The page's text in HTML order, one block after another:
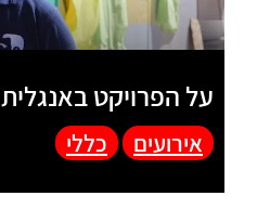
על הפרויקט באנגלית
אירועים כללי